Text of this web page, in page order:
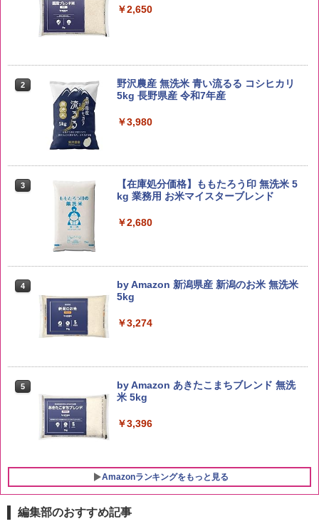
￥2,650
2
野沢農産 無洗米 青い流るる コシヒカリ
5kg 長野県産 令和7年産
￥3,980
3
【在庫処分価格】ももたろう印 無洗米 5
kg 業務用 お米マイスターブレンド
￥2,680
4
by Amazon 新潟県産 新潟のお米 無洗米
5kg
￥3,274
5
by Amazon あきたこまちブレンド 無洗
米 5kg
￥3,396
Amazonランキングをもっと見る
編集部のおすすめ記事